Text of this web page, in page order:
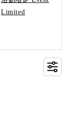
Limited